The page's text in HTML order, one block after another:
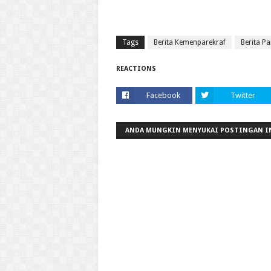
Tags Berita Kemenparekraf Berita
REACTIONS
Facebook Twitter
ANDA MUNGKIN MENYUKAI POSTINGAN